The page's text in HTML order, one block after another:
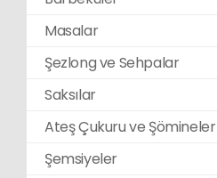
Masalar
Şezlong ve Sehpalar
Saksılar
Ateş Çukuru ve Şömineler
Şemsiyeler